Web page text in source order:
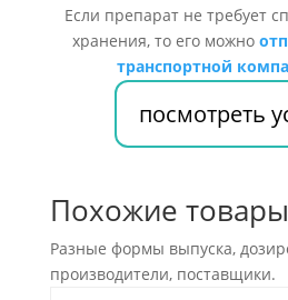
Если препарат не требует
хранения, то его можно
транспортной
посмотреть
Похожие товары
Разные формы выпуска,
производители, поставщики.